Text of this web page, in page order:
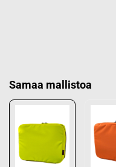
Samaa mallistoa